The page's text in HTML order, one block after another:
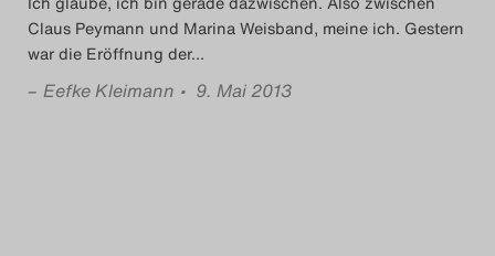
2020
Das Theatertreffen-Blog
Claus Peymann und Marina Weisband, meine ich. Gestern
war die Eröffnung der…
– Eefke Kleimann • 9. Mai 2013